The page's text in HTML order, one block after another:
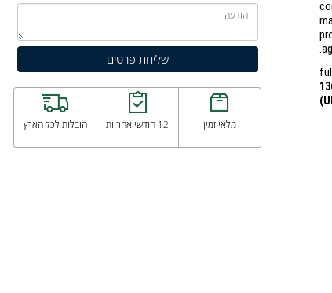
מלאי זמין 12 חודשי אחריות הובלות לכל הארץ